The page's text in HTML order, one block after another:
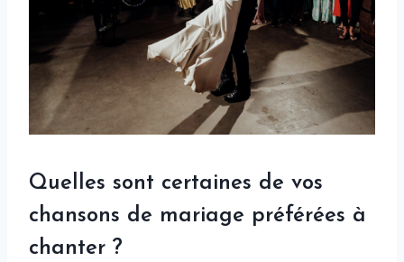
Quelles sont certaines de vos
chansons de mariage préférées à
chanter ?